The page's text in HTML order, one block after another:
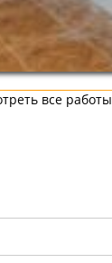
все работы